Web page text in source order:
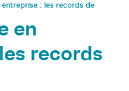
: les records de
en
records